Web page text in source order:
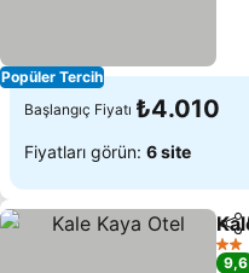
Popüler Tercih
Başlangıç Fiyatı ₺4.010
Fiyatları görün: 6 site
2
9,6